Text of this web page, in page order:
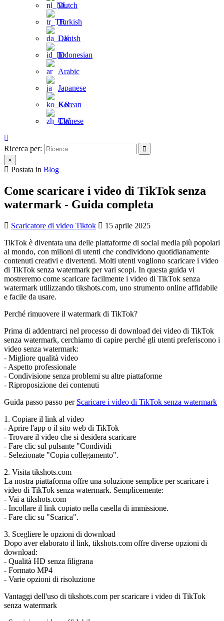
Dutch
Turkish
Danish
Indonesian
Arabic
Japanese
Korean
Chinese
Ricerca per:
×
Postata in Blog
Come scaricare i video di TikTok senza
watermark - Guida completa
Scaricatore di video Tiktok
15 aprile 2025
TikTok è diventata una delle piattaforme di social media più popolari
al mondo, con milioni di utenti che condividono quotidianamente
contenuti creativi e divertenti. Molti utenti vogliono scaricare i video
di TikTok senza watermark per vari scopi. In questa guida vi
mostreremo come scaricare facilmente i video di TikTok senza
watermark utilizzando tikshots.com, uno strumento online affidabile
e facile da usare.
Perché rimuovere il watermark di TikTok?
Prima di addentrarci nel processo di download dei video di TikTok
senza watermark, cerchiamo di capire perché gli utenti preferiscono i
video senza watermark:
- Migliore qualità video
- Aspetto professionale
- Condivisione senza problemi su altre piattaforme
- Riproposizione dei contenuti
Guida passo passo per Scaricare i video di TikTok senza watermark
1. Copiare il link al video
- Aprire l'app o il sito web di TikTok
- Trovare il video che si desidera scaricare
- Fare clic sul pulsante "Condividi
- Selezionate "Copia collegamento".
2. Visita tikshots.com
La nostra piattaforma offre una soluzione semplice per scaricare i
video di TikTok senza watermark. Semplicemente:
- Vai a tikshots.com
- Incollare il link copiato nella casella di immissione.
- Fare clic su "Scarica".
3. Scegliere le opzioni di download
Dopo aver elaborato il link, tikshots.com offre diverse opzioni di
download:
- Qualità HD senza filigrana
- Formato MP4
- Varie opzioni di risoluzione
Vantaggi dell'uso di tikshots.com per scaricare i video di TikTok
senza watermark